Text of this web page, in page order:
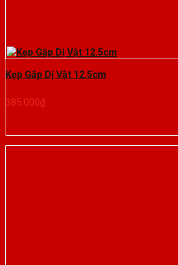
Kẹp Gắp Dị Vật 12.5cm
385.000₫